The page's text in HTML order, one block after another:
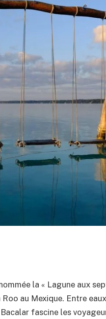
la « Lagune aux
au Mexique. Entre
fascine les